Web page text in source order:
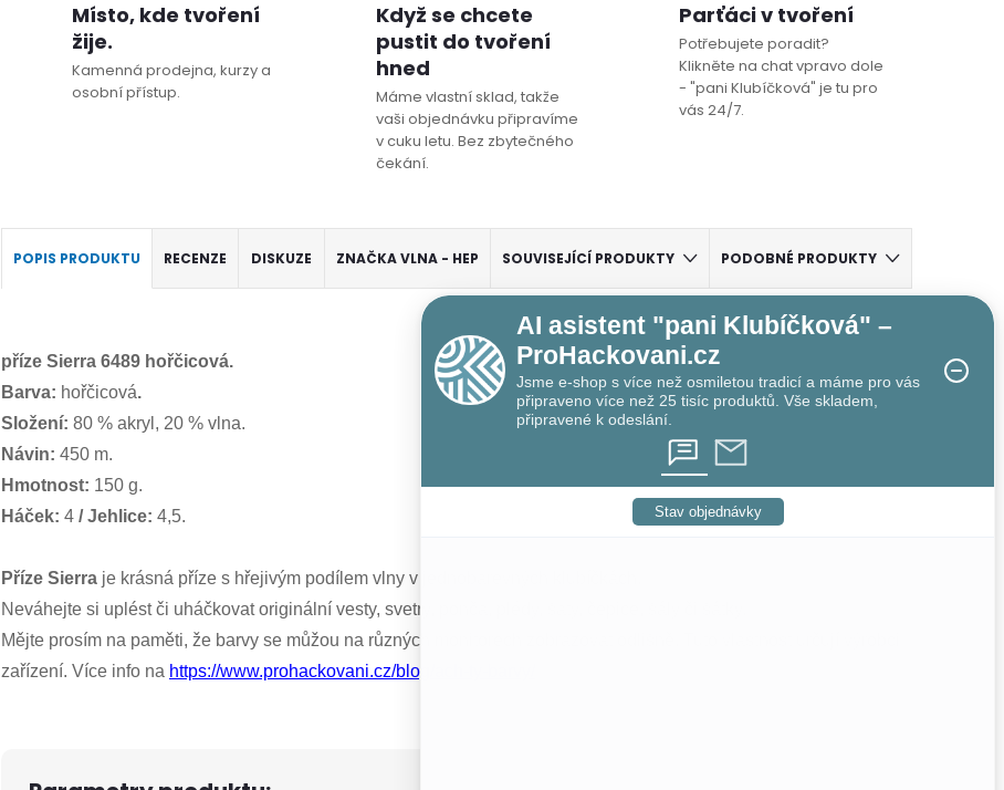
Místo, kde tvoření
žije.
Kamenná prodejna, kurzy a
osobní přístup.
Když se chcete
pustit do tvoření
hned
Máme vlastní sklad, takže
vaši objednávku připravíme
v cuku letu. Bez zbytečného
čekání.
Parťáci v tvoření
Potřebujete poradit?
Klikněte na chat vpravo dole
- "pani Klubíčková" je tu pro
vás 24/7.
POPIS PRODUKTU RECENZE DISKUZE ZNAČKAVLNA - HEP SOUVISEJÍCÍ PRODUKTY PODOBNÉ PRODUKTY
příze Sierra 6489 hořčicová.
Barva: hořčicová.
Složení: 80 % akryl, 20 % vlna.
Návin: 450 m.
Hmotnost: 150 g.
Háček: 4 / Jehlice: 4,5.
Příze Sierra je krásná příze s hřejivým podílem vlny v jednobarevných klubíčkách.
Neváhejte si uplést či uháčkovat originální vesty, svetry, ponča, plédy, šaty, čepice, šály či šátky.
Mějte prosím na paměti, že barvy se můžou na různých monitorech zobrazovat odlišně. Tuto vlastnost určují výrobci
zařízení. Více info na https://www.prohackovani.cz/blog/ach-ty-barvy/
AI asistent "pani Klubíčková" –
ProHackovani.cz
Jsme e-shop s více než osmiletou tradicí a máme pro vás
připraveno více než 25 tisíc produktů. Vše skladem,
připravené k odeslání.
Stav objednávky